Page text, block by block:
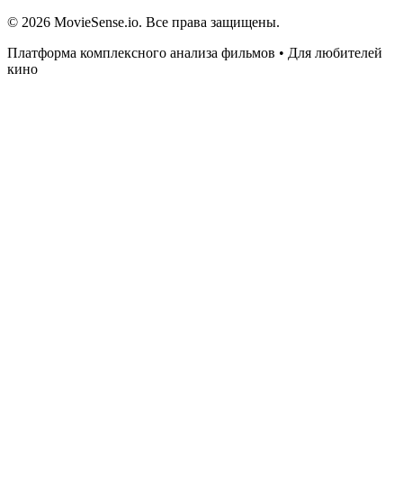
© 2026 MovieSense.io. Все права защищены.
Платформа комплексного анализа фильмов • Для любителей
кино